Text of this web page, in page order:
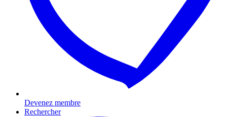
Devenez membre
Rechercher